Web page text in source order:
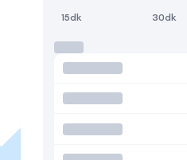
15dk 30dk